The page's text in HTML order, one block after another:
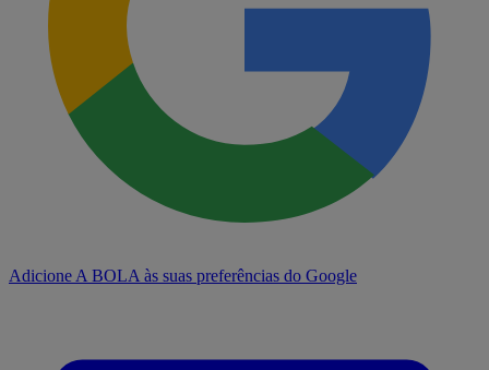
Adicione A BOLA às suas preferências do Google